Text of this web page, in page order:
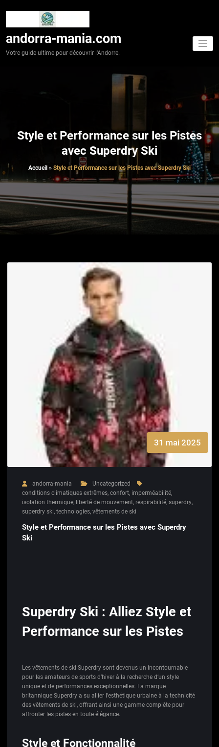
andorra-mania.com
Votre guide ultime pour découvrir l'Andorre.
Style et Performance sur les Pistes
avec Superdry Ski
Accueil » Style et Performance sur les Pistes avec Superdry Ski
31 mai 2025
andorra-mania
Uncategorized
conditions climatiques extrêmes, confort, imperméabilité,
isolation thermique, liberté de mouvement, respirabilité, superdry,
superdry ski, technologies, vêtements de ski
Style et Performance sur les Pistes avec Superdry
Ski
Superdry Ski : Alliez Style et
Performance sur les Pistes
Les vêtements de ski Superdry sont devenus un incontournable
pour les amateurs de sports d’hiver à la recherche d’un style
unique et de performances exceptionnelles. La marque
britannique Superdry a su allier l’esthétique urbaine à la technicité
des vêtements de ski, offrant ainsi une gamme complète pour
affronter les pistes en toute élégance.
Style et Fonctionnalité